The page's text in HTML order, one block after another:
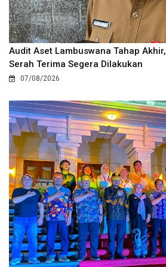
Audit Aset Lambuswana Tahap Akhir,
Serah Terima Segera Dilakukan
07/08/2026